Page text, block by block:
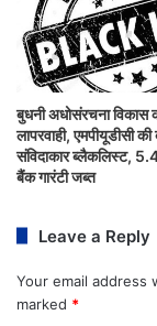
बुधनी अधोसंरचना विकास
लापरवाही, एमपीयूडीसी की
संविदाकार ब्लैकलिस्ट,
बैंक गारंटी जब्त
Leave a Reply
Your email address
marked *